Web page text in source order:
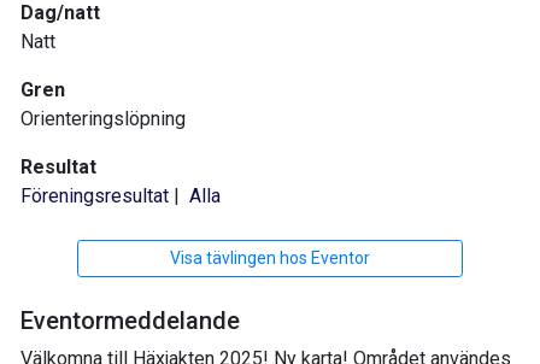
Dag/natt
Natt
Gren
Orienteringslöpning
Resultat
Föreningsresultat | Alla
Visa tävlingen hos Eventor
Eventormeddelande
Välkomna till Häxjakten 2025! Ny karta! Området användes